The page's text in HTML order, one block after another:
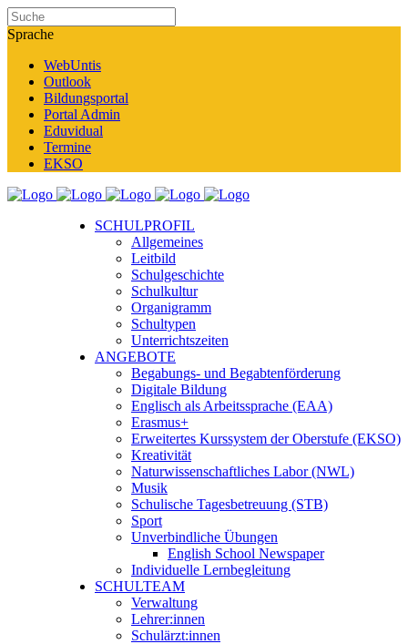
Sprache
WebUntis
Outlook
Bildungsportal
Portal Admin
Eduvidual
Termine
EKSO
SCHULPROFIL
Allgemeines
Leitbild
Schulgeschichte
Schulkultur
Organigramm
Schultypen
Unterrichtszeiten
ANGEBOTE
Begabungs- und Begabtenförderung
Digitale Bildung
Englisch als Arbeitssprache (EAA)
Erasmus+
Erweitertes Kurssystem der Oberstufe (EKSO)
Kreativität
Naturwissenschaftliches Labor (NWL)
Musik
Schulische Tagesbetreuung (STB)
Sport
Unverbindliche Übungen
English School Newspaper
Individuelle Lernbegleitung
SCHULTEAM
Verwaltung
Lehrer:innen
Schulärzt:innen